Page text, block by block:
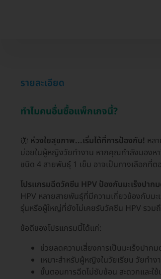
รายละเอียด
ทำไมคนอื่นซื้อแพ็กเกจนี้?
🦋 ห่วงใยสุขภาพ...เริ่มได้ที่การป้องกัน! หล
บ่อยในผู้หญิงวัยทำงาน หากคุณกำลังมองหา
ชนิด 4 สายพันธุ์ 1 เข็ม อาจเป็นทางเลือกที่ต
โปรแกรมฉีดวัคซีน HPV ป้องกันมะเร็งปา
HPV หลายสายพันธุ์ที่มีความเกี่ยวข้องกับมะ
รุ่นหรือผู้ใหญ่ที่ยังไม่เคยรับวัคซีน HPV รว
ข้อดีของโปรแกรมนี้ได้แก่:
ช่วยลดความเสี่ยงการเป็นมะเร็งปาก
เหมาะสำหรับผู้หญิงในวัยเรียน วัยทำ
ขั้นตอนการฉีดไม่ซับซ้อน สะดวกและใช้